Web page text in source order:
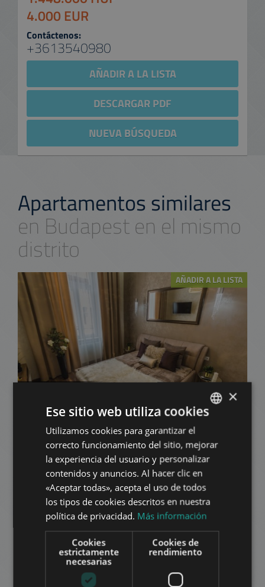
4.000 EUR
Contáctenos:
+3613540980
AÑADIR A LA LISTA
DESCARGAR PDF
NUEVA BÚSQUEDA
Apartamentos similares
en Budapest en el mismo
distrito
AÑADIR A LA LISTA
La renta: 1.086.000 HUF
AÑADIR A LA LISTA
SZÍV UTCA
ENGLISH
HUNGARIAN
FRENCH
SPANISH
RUSSIAN
×
Ese sitio web utiliza cookies
Utilizamos cookies para garantizar el
correcto funcionamiento del sitio, mejorar
la experiencia del usuario y personalizar
contenidos y anuncios. Al hacer clic en
«Aceptar todas», acepta el uso de todos
los tipos de cookies descritos en nuestra
política de privacidad. Más información
Cookies
estrictamente
necesarias
Cookies de
rendimiento